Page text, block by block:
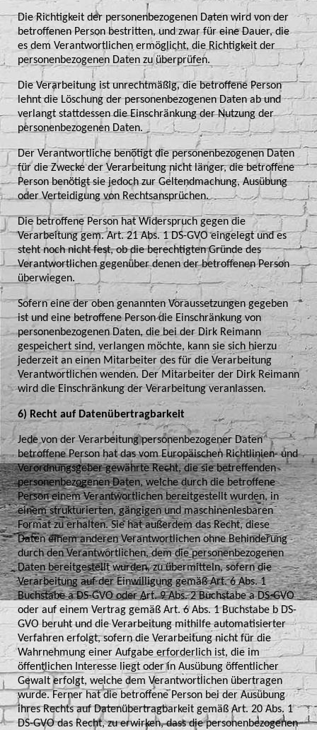
Die Richtigkeit der personenbezogenen Daten wird von der
betroffenen Person bestritten, und zwar für eine Dauer, die
es dem Verantwortlichen ermöglicht, die Richtigkeit der
personenbezogenen Daten zu überprüfen.
Die Verarbeitung ist unrechtmäßig, die betroffene Person
lehnt die Löschung der personenbezogenen Daten ab und
verlangt stattdessen die Einschränkung der Nutzung der
personenbezogenen Daten.
Der Verantwortliche benötigt die personenbezogenen Daten
für die Zwecke der Verarbeitung nicht länger, die betroffene
Person benötigt sie jedoch zur Geltendmachung, Ausübung
oder Verteidigung von Rechtsansprüchen.
Die betroffene Person hat Widerspruch gegen die
Verarbeitung gem. Art. 21 Abs. 1 DS-GVO eingelegt und es
steht noch nicht fest, ob die berechtigten Gründe des
Verantwortlichen gegenüber denen der betroffenen Person
überwiegen.
Sofern eine der oben genannten Voraussetzungen gegeben
ist und eine betroffene Person die Einschränkung von
personenbezogenen Daten, die bei der Dirk Reimann
gespeichert sind, verlangen möchte, kann sie sich hierzu
jederzeit an einen Mitarbeiter des für die Verarbeitung
Verantwortlichen wenden. Der Mitarbeiter der Dirk Reimann
wird die Einschränkung der Verarbeitung veranlassen.
6) Recht auf Datenübertragbarkeit
Jede von der Verarbeitung personenbezogener Daten
betroffene Person hat das vom Europäischen Richtlinien- und
Verordnungsgeber gewährte Recht, die sie betreffenden
personenbezogenen Daten, welche durch die betroffene
Person einem Verantwortlichen bereitgestellt wurden, in
einem strukturierten, gängigen und maschinenlesbaren
Format zu erhalten. Sie hat außerdem das Recht, diese
Daten einem anderen Verantwortlichen ohne Behinderung
durch den Verantwortlichen, dem die personenbezogenen
Daten bereitgestellt wurden, zu übermitteln, sofern die
Verarbeitung auf der Einwilligung gemäß Art. 6 Abs. 1
Buchstabe a DS-GVO oder Art. 9 Abs. 2 Buchstabe a DS-GVO
oder auf einem Vertrag gemäß Art. 6 Abs. 1 Buchstabe b DS-
GVO beruht und die Verarbeitung mithilfe automatisierter
Verfahren erfolgt, sofern die Verarbeitung nicht für die
Wahrnehmung einer Aufgabe erforderlich ist, die im
öffentlichen Interesse liegt oder in Ausübung öffentlicher
Gewalt erfolgt, welche dem Verantwortlichen übertragen
wurde. Ferner hat die betroffene Person bei der Ausübung
ihres Rechts auf Datenübertragbarkeit gemäß Art. 20 Abs. 1
DS-GVO das Recht, zu erwirken, dass die personenbezogenen